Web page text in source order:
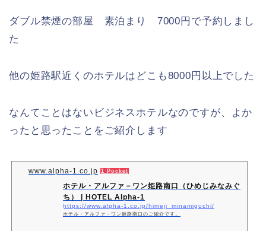
ダブル禁煙の部屋 素泊まり 7000円で予約しまし
た
他の姫路駅近くのホテルはどこも8000円以上でした
なんてことはないビジネスホテルなのですが、よか
ったと思ったことをご紹介します
www.alpha-1.co.jp 1 Pocket
ホテル・アルファ－ワン姫路南口（ひめじみなみぐ
ち） | HOTEL Alpha-1
https://www.alpha-1.co.jp/himeji_minamiguchi/
ホテル・アルファ－ワン姫路南口のご紹介です。